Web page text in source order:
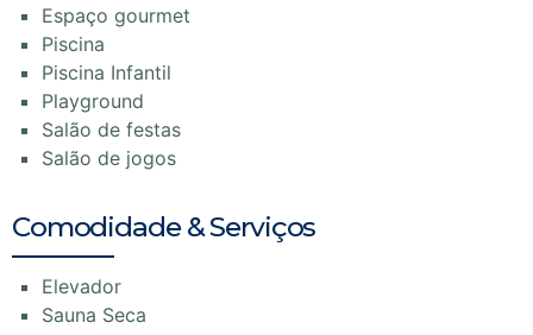
Espaço gourmet
Piscina
Piscina Infantil
Playground
Salão de festas
Salão de jogos
Comodidade & Serviços
Elevador
Sauna Seca